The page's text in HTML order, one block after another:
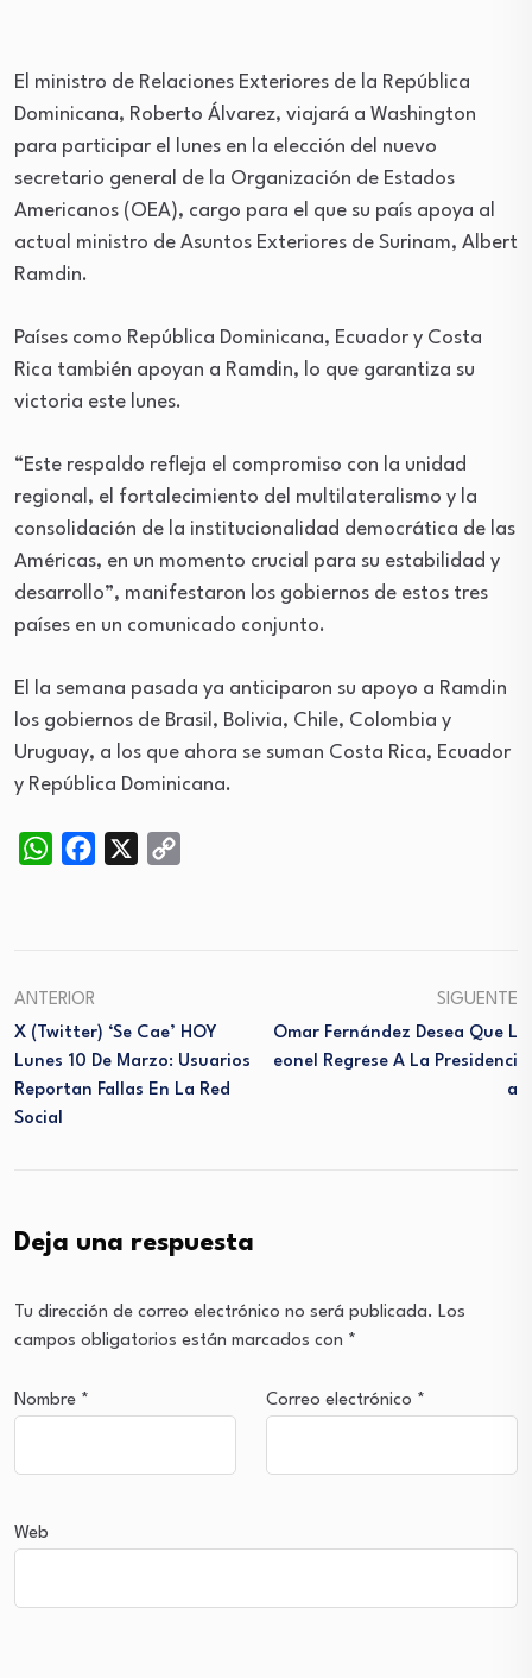
El ministro de Relaciones Exteriores de la República
Dominicana, Roberto Álvarez, viajará a Washington
para participar el lunes en la elección del nuevo
secretario general de la Organización de Estados
Americanos (OEA), cargo para el que su país apoya al
actual ministro de Asuntos Exteriores de Surinam, Albert
Ramdin.
Países como República Dominicana, Ecuador y Costa
Rica también apoyan a Ramdin, lo que garantiza su
victoria este lunes.
“Este respaldo refleja el compromiso con la unidad
regional, el fortalecimiento del multilateralismo y la
consolidación de la institucionalidad democrática de las
Américas, en un momento crucial para su estabilidad y
desarrollo”, manifestaron los gobiernos de estos tres
países en un comunicado conjunto.
El la semana pasada ya anticiparon su apoyo a Ramdin
los gobiernos de Brasil, Bolivia, Chile, Colombia y
Uruguay, a los que ahora se suman Costa Rica, Ecuador
y República Dominicana.
WhatsAppFacebook
ANTERIOR
X (Twitter) ‘se Cae’ HOY
Lunes 10 De Marzo: Usuarios
Reportan Fallas En La Red
Social
SIGUENTE
Omar Fernández Desea Que L
Eonel Regrese A La Presidenci
A
Deja una respuesta
Tu dirección de correo electrónico no será publicada. Los
campos obligatorios están marcados con *
Nombre * Correo electrónico *
Web